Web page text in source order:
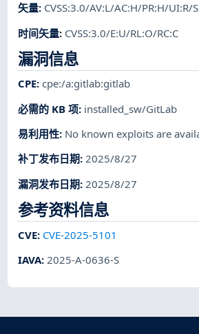
矢量: CVSS:3.0/AV:L/AC:H/PR:H/UI:R/
时间矢量: CVSS:3.0/E:U/RL:O/RC:C
漏洞信息
CPE:cpe:/a:gitlab:gitlab
必需的 KB 项: installed_sw/GitLab
易利用性: No known exploits are
补丁发布日期:2025/8/27
漏洞发布日期: 2025/8/27
参考资料信息
CVE: CVE-2025-5101
IAVA: 2025-A-0636-S